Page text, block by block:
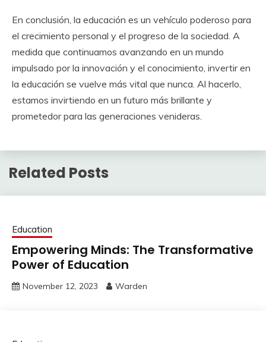
En conclusión, la educación es un vehículo poderoso para
el crecimiento personal y el progreso de la sociedad. A
medida que continuamos avanzando en un mundo
impulsado por la innovación y el conocimiento, invertir en
la educación se vuelve más vital que nunca. Al hacerlo,
estamos invirtiendo en un futuro más brillante y
prometedor para las generaciones venideras.
Related Posts
Education
Empowering Minds: The Transformative
Power of Education
November 12, 2023 Warden